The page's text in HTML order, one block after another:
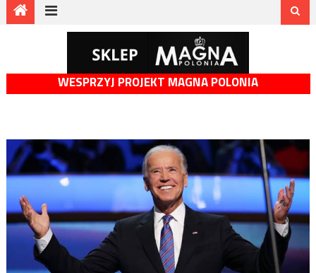
WESPRZYJ PROJEKT MAGNA POLONIA